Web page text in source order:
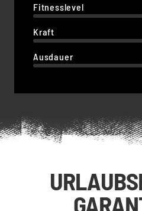
Fitnesslevel
Kraft
Ausdauer